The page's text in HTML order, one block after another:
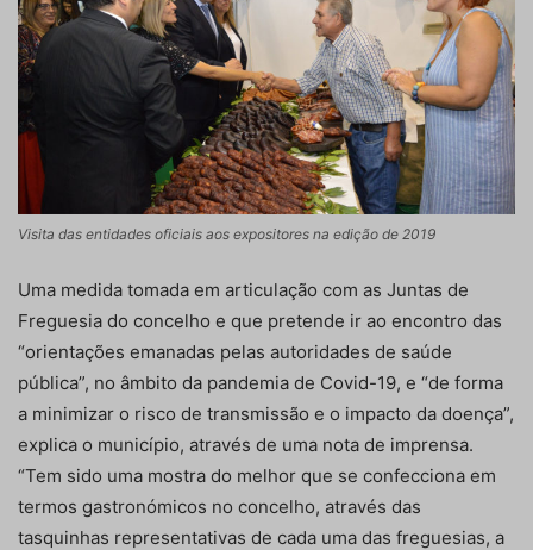
Visita das entidades oficiais aos expositores na edição de 2019
Uma medida tomada em articulação com as Juntas de
Freguesia do concelho e que pretende ir ao encontro das
“orientações emanadas pelas autoridades de saúde
pública”, no âmbito da pandemia de Covid-19, e “de forma
a minimizar o risco de transmissão e o impacto da doença”,
explica o município, através de uma nota de imprensa.
“Tem sido uma mostra do melhor que se confecciona em
termos gastronómicos no concelho, através das
tasquinhas representativas de cada uma das freguesias, a